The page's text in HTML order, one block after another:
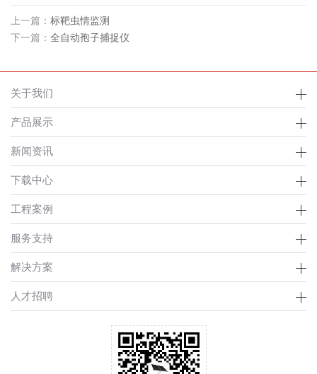
上一篇： 标靶虫情监测
下一篇： 全自动孢子捕捉仪
关于我们
产品展示
新闻资讯
下载中心
工程案例
服务支持
解决方案
人才招聘